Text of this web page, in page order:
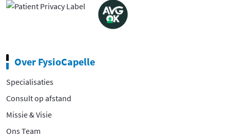
Over FysioCapelle
Specialisaties
Consult op afstand
Missie & Visie
Ons Team